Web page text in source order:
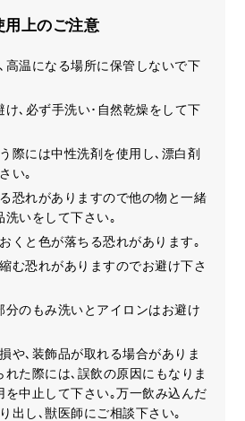
用上のご注意
高温になる場所に保管しないで下
け､必ず手洗い･自然乾燥をして下
際には中性洗剤を使用し､漂白剤
い｡
恐れがありますので他の物と一緒
洗いをして下さい｡
くと色が落ちる恐れがあります｡
む恐れがありますのでお避け下さ
分のもみ洗いとアイロンはお避け
や､装飾品が取れる場合がありま
れた際には､誤飲の原因にもなりま
を中止して下さい｡万一飲み込んだ
出し､獣医師にご相談下さい｡